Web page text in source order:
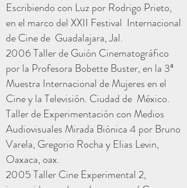
Escribiendo con Luz por Rodrigo Prieto,
en el marco del XXII Festival Internacional
de Cine de Guadalajara, Jal.
2006 Taller de Guión Cinematográfico
por la Profesora Bobette Buster, en la 3ª
Muestra Internacional de Mujeres en el
Cine y la Televisión. Ciudad de México.
Taller de Experimentación con Medios
Audiovisuales Mirada Biónica 4 por Bruno
Varela, Gregorio Rocha y Elias Levin,
Oaxaca, oax.
2005 Taller Cine Experimental 2,